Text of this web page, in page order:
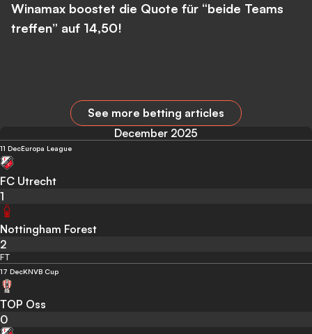
Winamax boostet die Quote für “beide Teams
treffen” auf 14,50!
See more betting articles
December 2025
11 DecEuropa League
FC Utrecht
1
Nottingham Forest
2
FT
17 DecKNVB Cup
TOP Oss
0